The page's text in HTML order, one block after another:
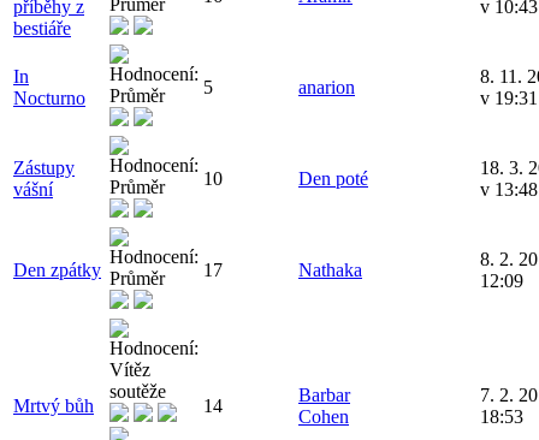
příběhy z
bestiáře
v 10:43
In
Nocturno
5 anarion
8. 11.
v 19:31
Zástupy
vášní
10 Den poté
18. 3.
v 13:48
Den zpátky 17 Nathaka
8. 2.
12:09
Mrtvý bůh 14
Barbar
Cohen
7. 2.
18:53